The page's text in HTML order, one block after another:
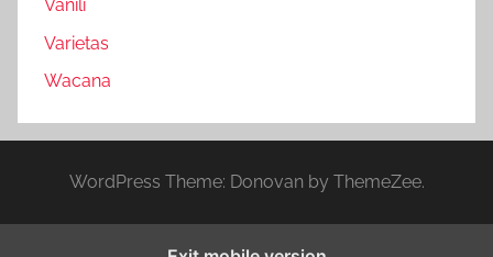
Vanili
Varietas
Wacana
WordPress Theme: Donovan by ThemeZee.